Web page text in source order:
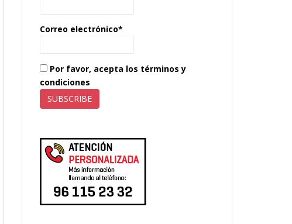
Correo electrónico*
Por favor, acepta los términos y
condiciones